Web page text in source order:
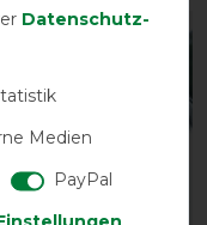
Daten­schutz­
Medien
PayPal